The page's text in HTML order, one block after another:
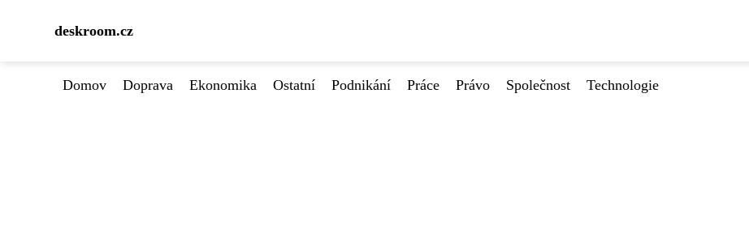
deskroom.cz
Domov Doprava Ekonomika Ostatní Podnikání Práce Právo Společnost Technologie